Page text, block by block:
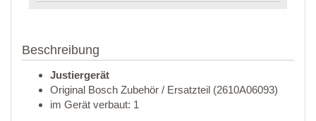
Beschreibung
Justiergerät
Original Bosch Zubehör / Ersatzteil (2610A06093)
im Gerät verbaut: 1